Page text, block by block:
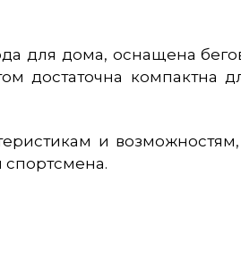
для дома, оснащена
достаточна компактна
и возможностям,
спортсмена.